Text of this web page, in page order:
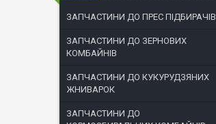
ЗАПЧАСТИНИ ДО ПРЕС ПІДБИРАЧІВ
ЗАПЧАСТИНИ ДО ЗЕРНОВИХ
КОМБАЙНІВ
ЗАПЧАСТИНИ ДО КУКУРУДЗЯНИХ
ЖНИВАРОК
ЗАПЧАСТИНИ ДО